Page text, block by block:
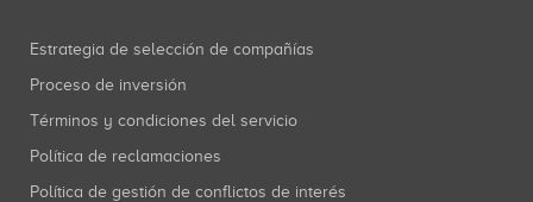
Estrategia de selección de compañías
Proceso de inversión
Términos y condiciones del servicio
Política de reclamaciones
Política de gestión de conflictos de interés